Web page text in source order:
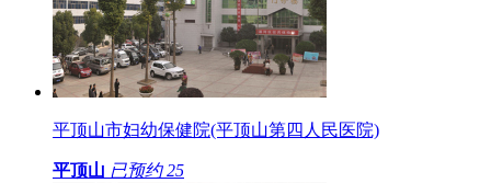
平顶山市妇幼保健院(平顶山第四人民医院)
平顶山 已预约 25